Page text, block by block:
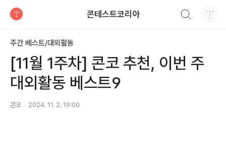
콘테스트코리아
주간 베스트/대외활동
[11월 1주차] 콘코 추천, 이번 주
대외활동 베스트9
콘코 2024. 11. 2. 19:00